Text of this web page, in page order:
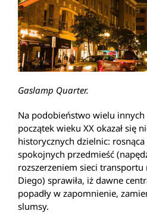
Gaslamp Quarter.
Na podobieństwo wielu
początek wieku XX okazał się
historycznych dzielnic:
spokojnych przedmieść
rozszerzeniem sieci
Diego) sprawiła, iż dawne
popadły w zapomnienie,
slumsy.